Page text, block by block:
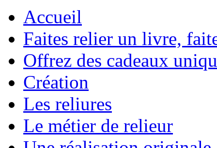
Accueil
Faites relier un livre,
Offrez des cadeaux
Création
Les reliures
Le métier de relieur